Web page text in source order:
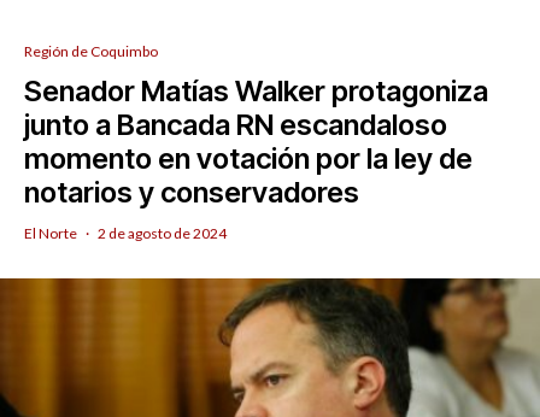
Región de Coquimbo
Senador Matías Walker protagoniza
junto a Bancada RN escandaloso
momento en votación por la ley de
notarios y conservadores
El Norte · 2 de agosto de 2024